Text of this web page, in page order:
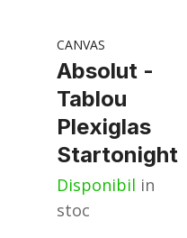
CANVAS
Absolut -
Tablou
Plexiglas
Startonight
Disponibil in
stoc